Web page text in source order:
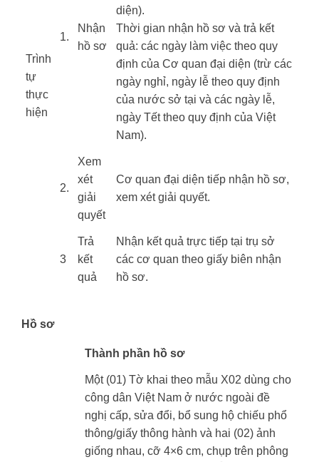
Trình
tự
thực
hiện ​
​1.
​​Nhận
hồ sơ
diện).
Thời gian nhận hồ sơ và trả kết
quả: các ngày làm việc theo quy
định của Cơ quan đại diện (trừ các
ngày nghỉ, ngày lễ theo quy định
của nước sở tại và các ngày lễ,
ngày Tết theo quy định của Việt
Nam).
​2.
​​Xem
xét
giải
quyết
​Cơ quan đại diện tiếp nhận hồ sơ,
xem xét giải quyết.
​3
​​Trả
kết
quả
​​Nhận kết quả trực tiếp tại trụ sở
các cơ quan theo giấy biên nhận
hồ sơ.
Hồ sơ
​Thành phần hồ sơ
Một (01) Tờ khai theo mẫu X02 dùng cho
công dân Việt Nam ở nước ngoài đề
nghị cấp, sửa đổi, bổ sung hộ chiếu phổ
thông/giấy thông hành và hai (02) ảnh
giống nhau, cỡ 4×6 cm, chụp trên phông